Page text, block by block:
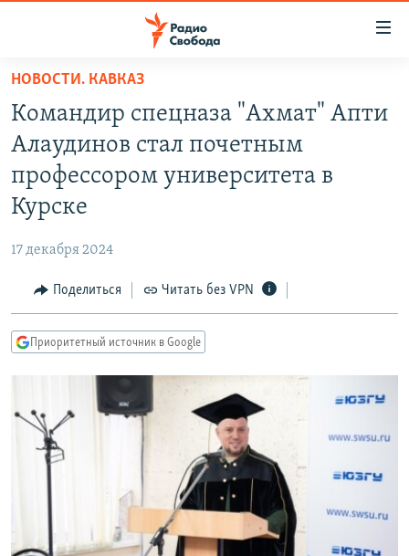
упрощенного
доступа
Вернуться
основному
содержанию
Вернутся
навигации
Вернутся
ПОДКАСТЫ
АВТОРСКИЕ ПРОЕКТЫ
ЦИТАТЫ СВОБОДЫ
КУЛЬТУРА
IDEL.РЕАЛИИ
КАВКАЗ.РЕАЛИИ
СИБИРЬ.РЕАЛИИ
РАСПИСАНИЕ ВЕЩАНИЯ
ПОДПИШИТЕСЬ НА РАССЫЛКУ
НОВОСТИ. КАВКАЗ
Командир спецназа "Ахмат" Апти
Алаудинов стал почетным
профессором университета в
Курске
17 декабря 2024
Поделиться Читать без VPN
Приоритетный источник в Google